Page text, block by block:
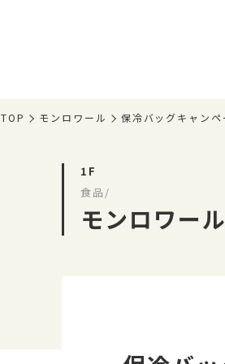
TOP モンロワール 保冷バッグキャン
1F
食品/
モンロワー